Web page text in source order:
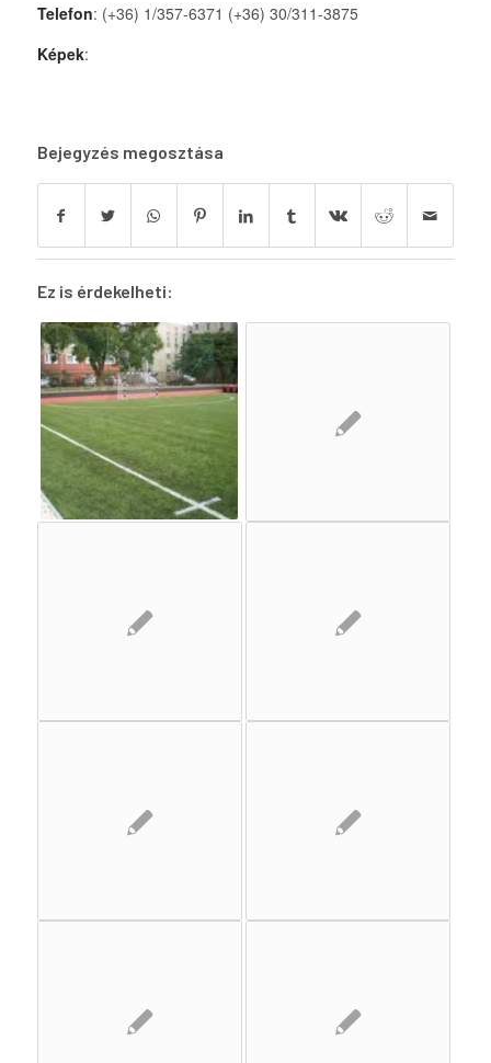
Telefon: (+36) 1/357-6371 (+36) 30/311-3875
Képek:
Bejegyzés megosztása
Ez is érdekelheti: